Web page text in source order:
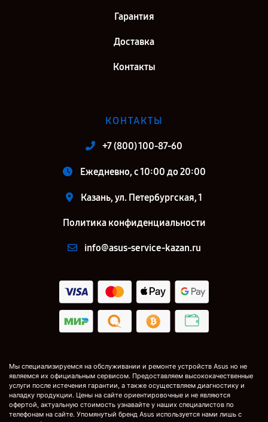
Гарантия
Доставка
Контакты
КОНТАКТЫ
+7 (800) 100-87-60
Ежедневно, с 10:00 до 20:00
Казань, ул. Петербургская, 1
Политика конфиденциальности
info@asus-service-kazan.ru
Мы специализируемся на обслуживании и ремонте устройств Asus но не
являемся их официальным сервисом. Предоставляем высококачественные
услуги после истечения гарантии, а также осуществляем диагностику и
наладку продукции. Цены на сайте ориентировочные и не являются
офертой, актуальную стоимость узнавайте у наших специалистов по
телефонам на сайте. Упомянутый бренд Asus используется нами лишь с